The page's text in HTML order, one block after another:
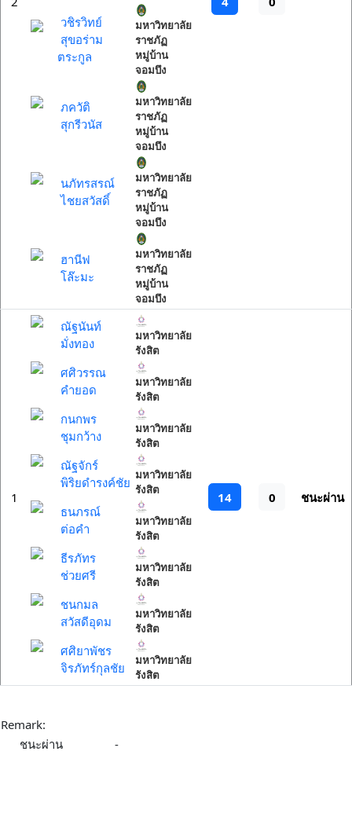
วชิรวิทย์
สุขอร่าม
ตระกูล
มหาวิทยาลัย
ราชภัฏ
หมู่บ้าน
จอมบึง
ภควัติ
สุกรีวนัส
มหาวิทยาลัย
ราชภัฏ
หมู่บ้าน
จอมบึง
นภัทรสรณ์
ไชยสวัสดิ์
มหาวิทยาลัย
ราชภัฏ
หมู่บ้าน
จอมบึง
ฮานีฟ
โล๊ะมะ
มหาวิทยาลัย
ราชภัฏ
หมู่บ้าน
จอมบึง
1
ณัฐนันท์
มั่งทอง
มหาวิทยาลัย
รังสิต
ศศิวรรณ
คำยอด
มหาวิทยาลัย
รังสิต
กนกพร
ชุมกว้าง
มหาวิทยาลัย
รังสิต
ณัฐจักร์
พิริยดำรงค์ชัย มหาวิทยาลัย
รังสิต
ธนภรณ์
ต่อคำ
มหาวิทยาลัย
รังสิต
ธีรภัทร
ช่วยศรี
มหาวิทยาลัย
รังสิต
ชนกมล
สวัสดีอุดม
มหาวิทยาลัย
รังสิต
ศศิยาพัชร
จิรภัทร์กุลชัย
มหาวิทยาลัย
รังสิต
14 0 ชนะผ่าน
Remark:
ชนะผ่าน
-